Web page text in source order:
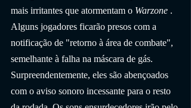
mais irritantes que atormentam o Warzone .
Alguns jogadores ficarão presos com a
notificação de "retorno à área de combate",
semelhante à falha na máscara de gás.
Surpreendentemente, eles são abençoados
com o aviso sonoro incessante para o resto